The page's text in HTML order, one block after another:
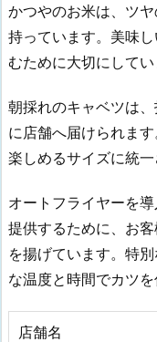
かつやのお米は、ツ
持っています。美味
むために大切にしてい
朝採れのキャベツは
に店舗へ届けられま
楽しめるサイズに統一
オートフライヤーを
提供するために、お
を揚げています。特
な温度と時間でカツを
店舗名